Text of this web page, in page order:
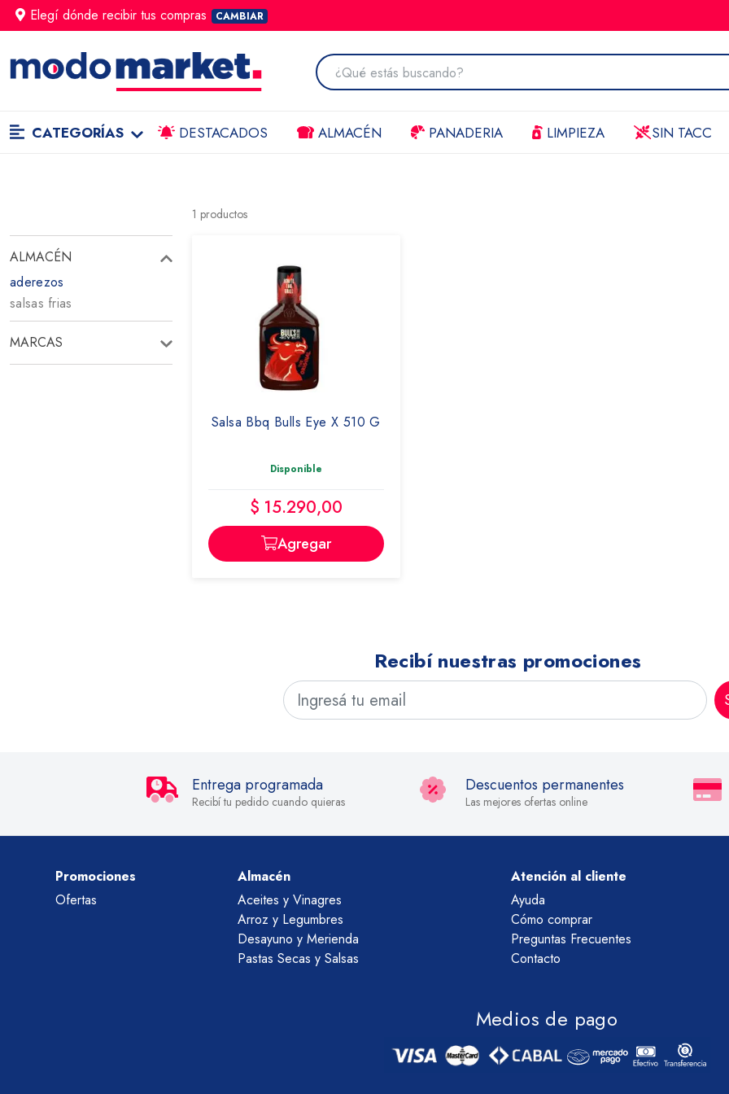
Elegí dónde recibir tus compras CAMBIAR
CATEGORÍAS DESTACADOS ALMACÉN PANADERIA LIMPIEZA SIN TACC
1 productos
ALMACÉN
aderezos
salsas frias
MARCAS
BULLS EYE
Salsa Bbq Bulls Eye X 510 G
Disponible
$ 15.290,00
Agregar
Recibí nuestras promociones
Entrega programada
Recibí tu pedido cuando quieras
Descuentos permanentes
Las mejores ofertas online
Promociones
Ofertas
Almacén
Aceites y Vinagres
Arroz y Legumbres
Desayuno y Merienda
Pastas Secas y Salsas
Atención al cliente
Ayuda
Cómo comprar
Preguntas Frecuentes
Contacto
Medios de pago